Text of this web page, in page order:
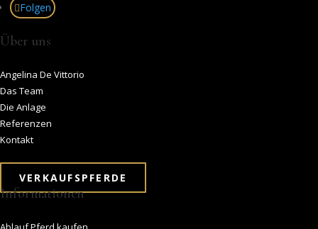
Folgen
Über uns
Angelina De Vittorio
Das Team
Die Anlage
Referenzen
Kontakt
VERKAUFSPFERDE
Informationen